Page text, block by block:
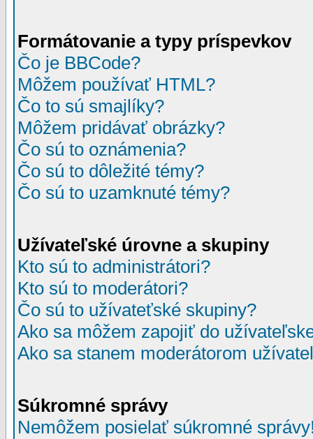
Formátovanie a typy príspevkov
Čo je BBCode?
Môžem používať HTML?
Čo to sú smajlíky?
Môžem pridávať obrázky?
Čo sú to oznámenia?
Čo sú to dôležité témy?
Čo sú to uzamknuté témy?
Užívateľské úrovne a skupiny
Kto sú to administrátori?
Kto sú to moderátori?
Čo sú to užívateťské skupiny?
Ako sa môžem zapojiť do
Ako sa stanem moderátorom
Súkromné správy
Nemôžem posielať súkromné